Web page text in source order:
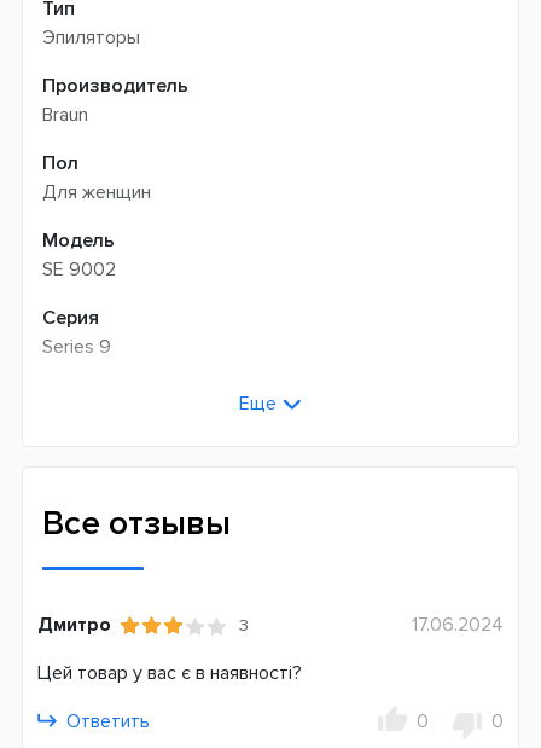
Тип
Эпиляторы
Производитель
Braun
Пол
Для женщин
Модель
SE 9002
Серия
Series 9
Бритвенная головка
Дополнительные опции
Еще
Все отзывы
Дмитро 3
17.06.2024
Цей товар у вас є в наявності?
Ответить
0 0